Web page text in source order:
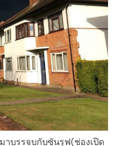
าบรรจบกับซันรูฟ(ช่องเปิด